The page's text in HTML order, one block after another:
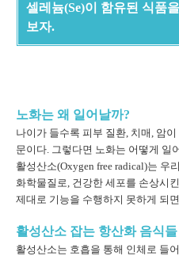
셀레늄(Se)이 함유된 식품
보자.
노화는 왜 일어날까?
나이가 들수록 피부 질환, 치매, 암
문이다. 그렇다면 노화는 어떻게 일
활성산소(Oxygen free radical)는 우
화학물질로, 건강한 세포를 손상시
제대로 기능을 수행하지 못하게 되
활성산소 잡는 항산화 음식들
활성산소는 호흡을 통해 인체로 들